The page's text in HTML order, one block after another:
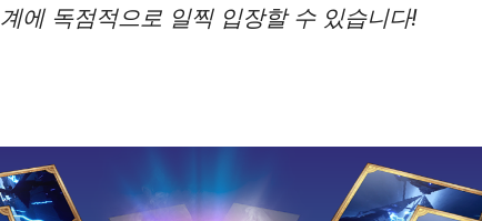
계에 독점적으로 일찍 입장할 수 있습니다!